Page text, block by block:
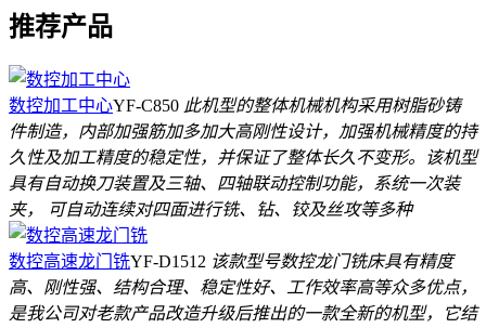
推荐产品
数控加工中心YF-C850 此机型的整体机械机构采用树脂砂铸
件制造，内部加强筋加多加大高刚性设计，加强机械精度的持
久性及加工精度的稳定性，并保证了整体长久不变形。该机型
具有自动换刀装置及三轴、四轴联动控制功能，系统一次装
夹， 可自动连续对四面进行铣、钻、铰及丝攻等多种
数控高速龙门铣YF-D1512 该款型号数控龙门铣床具有精度
高、刚性强、结构合理、稳定性好、工作效率高等众多优点，
是我公司对老款产品改造升级后推出的一款全新的机型，它结